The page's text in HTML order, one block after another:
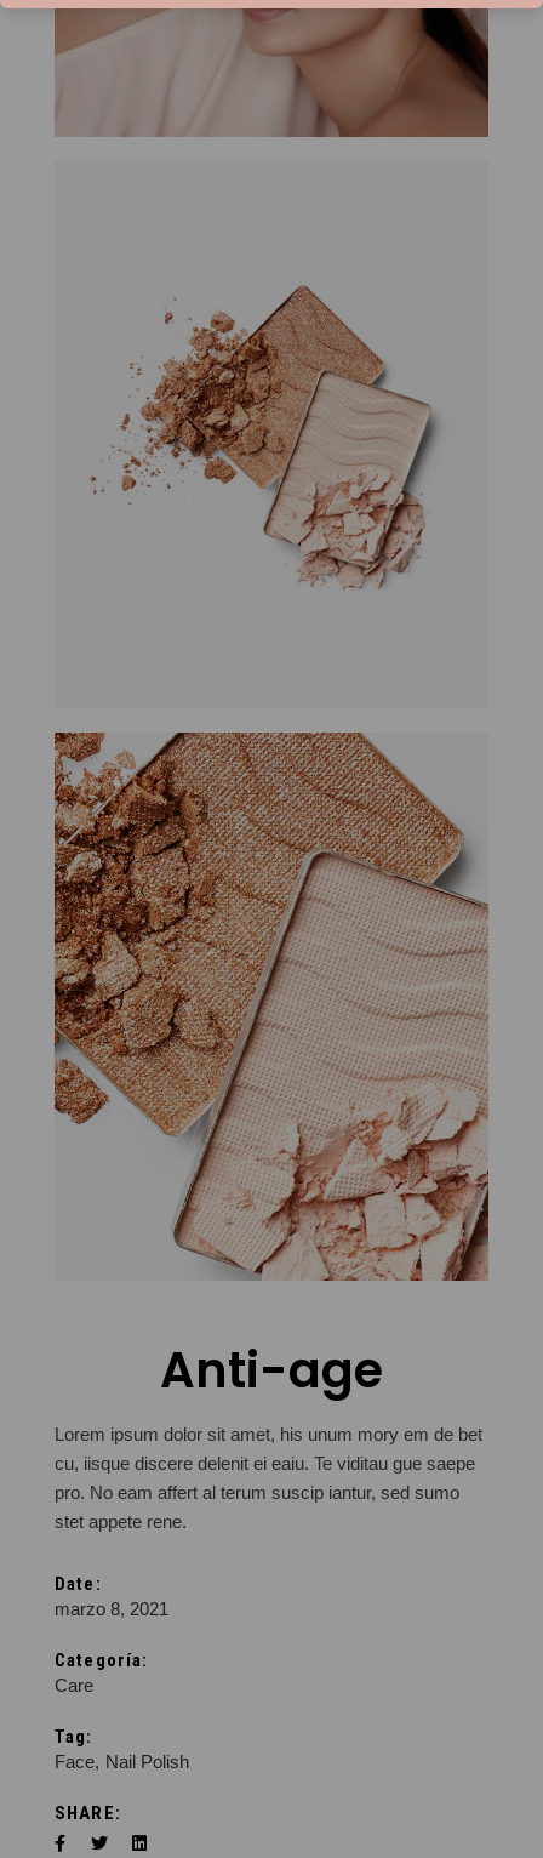
Anti-age
Lorem ipsum dolor sit amet, his unum mory em de bet
cu, iisque discere delenit ei eaiu. Te viditau gue saepe
pro. No eam affert al terum suscip iantur, sed sumo
stet appete rene.
Date:
marzo 8, 2021
Categoría:
Care
Tag:
Face Nail Polish
SHARE: